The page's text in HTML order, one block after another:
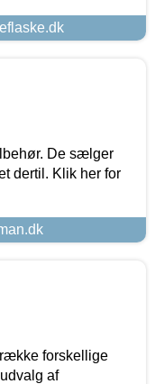
De sælger
dertil. Klik her for
forskellige
af